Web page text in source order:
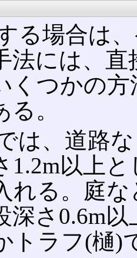
る場合は
法には、
くつかの
る。
は、道路
1.2m以上
れる。庭
深さ0.6m
トラフ(樋)